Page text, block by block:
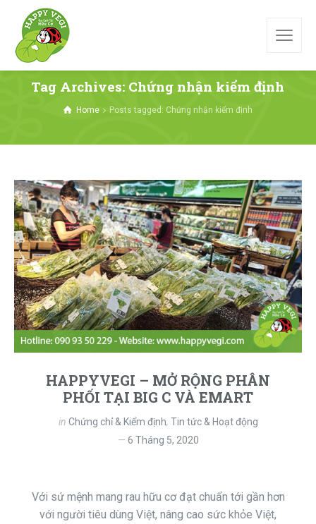
Tag Archives: Chứng nhận kiểm định
Home Posts tagged: Chứng nhận kiểm định
HAPPYVEGI – MỞ RỘNG PHÂN
PHỐI TẠI BIG C VÀ EMART
in Chứng chỉ & Kiểm định, Tin tức & Hoạt động
6 Tháng 5, 2020
Với sứ mệnh mang rau hữu cơ đạt chuẩn tới gần hơn
với người tiêu dùng Việt, nâng cao sức khỏe Việt,